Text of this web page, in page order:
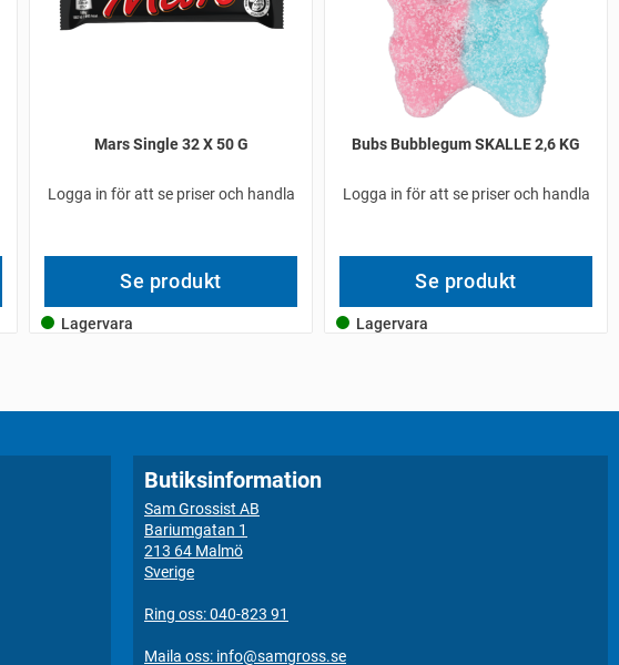
Mars Single 32 X 50 G
Logga in för att se priser och handla
Se produkt
Lagervara
Bubs Bubblegum SKALLE 2,6 KG
Logga in för att se priser och handla
Se produkt
Lagervara
Butiksinformation
Sam Grossist AB
Bariumgatan 1
213 64 Malmö
Sverige
Ring oss: 040-823 91
Maila oss: info@samgross.se